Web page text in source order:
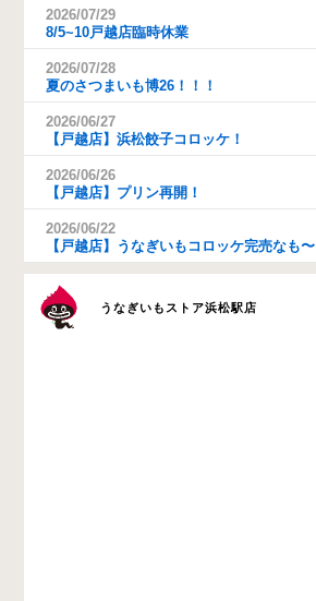
2026/07/29
8/5~10戸越店臨時休業
2026/07/28
夏のさつまいも博26！！！
2026/06/27
【戸越店】浜松餃子コロッケ！
2026/06/26
【戸越店】プリン再開！
2026/06/22
【戸越店】うなぎいもコロッケ完売なも〜
うなぎいもストア浜松駅店